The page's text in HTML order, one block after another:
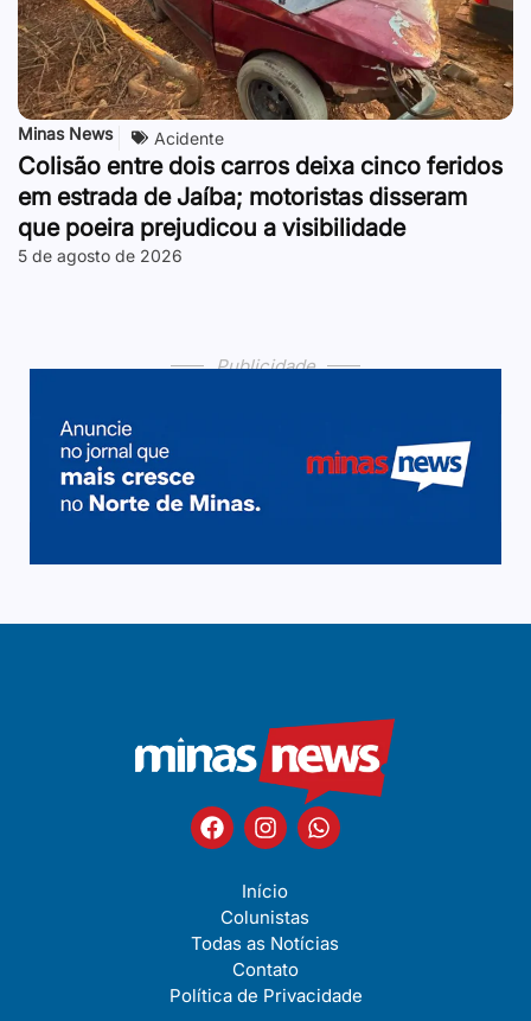
Minas News Acidente
Colisão entre dois carros deixa cinco feridos
em estrada de Jaíba; motoristas disseram
que poeira prejudicou a visibilidade
5 de agosto de 2026
Publicidade
Início
Colunistas
Todas as Notícias
Contato
Política de Privacidade